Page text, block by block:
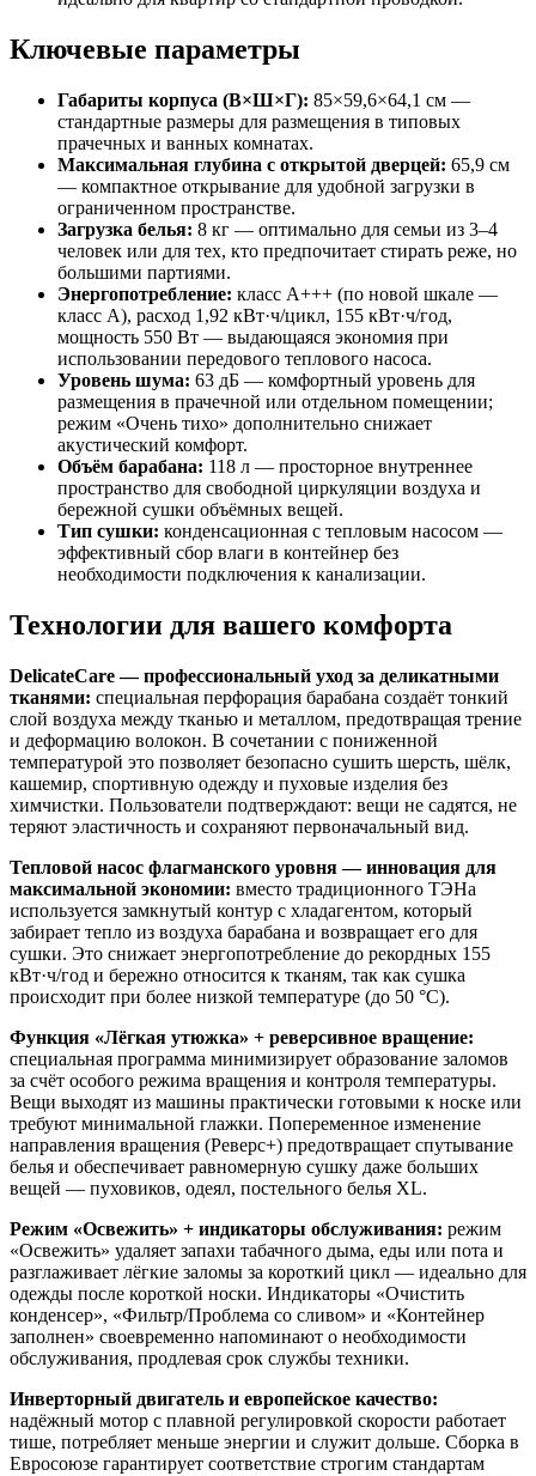
Ключевые параметры
Габариты корпуса (В×Ш×Г): 85×59,6×64,1 см —
стандартные размеры для размещения в типовых
прачечных и ванных комнатах.
Максимальная глубина с открытой дверцей: 65,9 см
— компактное открывание для удобной загрузки в
ограниченном пространстве.
Загрузка белья: 8 кг — оптимально для семьи из 3–4
человек или для тех, кто предпочитает стирать реже, но
большими партиями.
Энергопотребление: класс A+++ (по новой шкале —
класс A), расход 1,92 кВт·ч/цикл, 155 кВт·ч/год,
мощность 550 Вт — выдающаяся экономия при
использовании передового теплового насоса.
Уровень шума: 63 дБ — комфортный уровень для
размещения в прачечной или отдельном помещении;
режим «Очень тихо» дополнительно снижает
акустический комфорт.
Объём барабана: 118 л — просторное внутреннее
пространство для свободной циркуляции воздуха и
бережной сушки объёмных вещей.
Тип сушки: конденсационная с тепловым насосом —
эффективный сбор влаги в контейнер без
необходимости подключения к канализации.
Технологии для вашего комфорта
DelicateCare — профессиональный уход за деликатными
тканями: специальная перфорация барабана создаёт тонкий
слой воздуха между тканью и металлом, предотвращая трение
и деформацию волокон. В сочетании с пониженной
температурой это позволяет безопасно сушить шерсть, шёлк,
кашемир, спортивную одежду и пуховые изделия без
химчистки. Пользователи подтверждают: вещи не садятся, не
теряют эластичность и сохраняют первоначальный вид.
Тепловой насос флагманского уровня — инновация для
максимальной экономии: вместо традиционного ТЭНа
используется замкнутый контур с хладагентом, который
забирает тепло из воздуха барабана и возвращает его для
сушки. Это снижает энергопотребление до рекордных 155
кВт·ч/год и бережно относится к тканям, так как сушка
происходит при более низкой температуре (до 50 °C).
Функция «Лёгкая утюжка» + реверсивное вращение:
специальная программа минимизирует образование заломов
за счёт особого режима вращения и контроля температуры.
Вещи выходят из машины практически готовыми к носке или
требуют минимальной глажки. Попеременное изменение
направления вращения (Реверс+) предотвращает спутывание
белья и обеспечивает равномерную сушку даже больших
вещей — пуховиков, одеял, постельного белья XL.
Режим «Освежить» + индикаторы обслуживания: режим
«Освежить» удаляет запахи табачного дыма, еды или пота и
разглаживает лёгкие заломы за короткий цикл — идеально для
одежды после короткой носки. Индикаторы «Очистить
конденсер», «Фильтр/Проблема со сливом» и «Контейнер
заполнен» своевременно напоминают о необходимости
обслуживания, продлевая срок службы техники.
Инверторный двигатель и европейское качество:
надёжный мотор с плавной регулировкой скорости работает
тише, потребляет меньше энергии и служит дольше. Сборка в
Евросоюзе гарантирует соответствие строгим стандартам